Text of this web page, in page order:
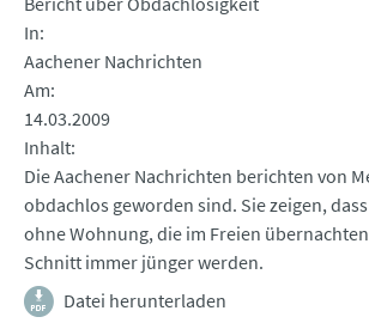
In
Aachener Nachrichten
Am
14.03.2009
Inhalt
Die Aachener Nachrichten berichten von
obdachlos geworden sind. Sie zeigen,
ohne Wohnung, die im Freien
Schnitt immer jünger werden.
Datei herunterladen